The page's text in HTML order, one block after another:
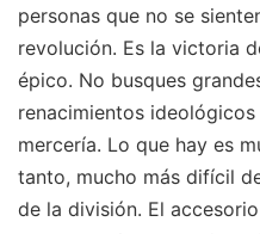
personas que no se
revolución. Es la victoria
épico. No busques
renacimientos
mercería. Lo que hay es
tanto, mucho más difícil
de la división. El